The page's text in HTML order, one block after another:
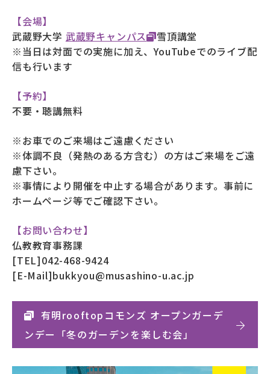
【会場】
武蔵野大学 武蔵野キャンパス
雪頂講堂
※当日は対面での実施に加え、YouTubeでのライブ配
信も行います
【予約】
不要・聴講無料
※お車でのご来場はご遠慮ください
※体調不良（発熱のある方含む）の方はご来場をご遠
慮下さい。
※事情により開催を中止する場合があります。事前に
ホームページ等でご確認下さい。
【お問い合わせ】
仏教教育事務課
[TEL]042-468-9424
[E-Mail]bukkyou@musashino-u.ac.jp
有明rooftopコモンズ オープンガーデ
ンデー「冬のガーデンを楽しむ会」